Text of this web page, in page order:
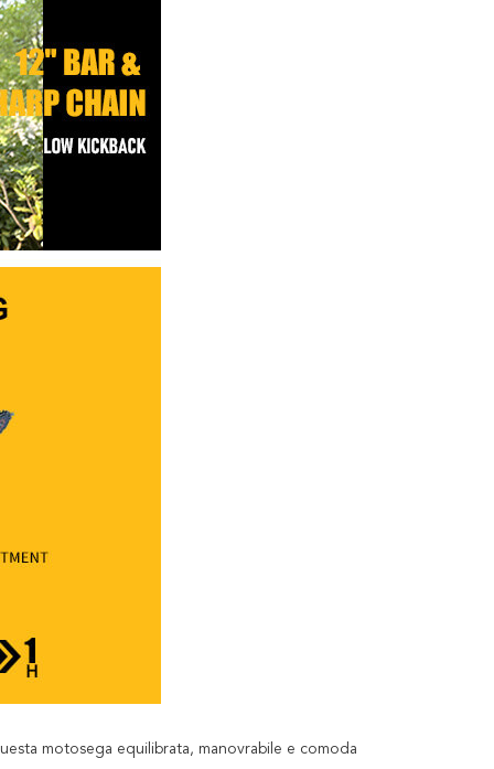
motosega equilibrata, manovrabile e comoda